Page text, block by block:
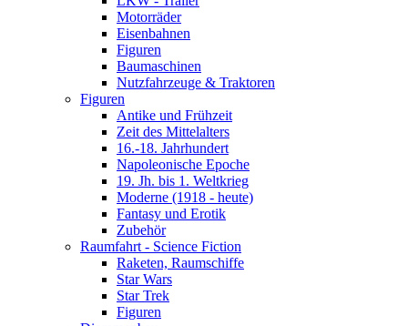
Motorräder
Eisenbahnen
Figuren
Baumaschinen
Nutzfahrzeuge & Traktoren
Figuren
Antike und Frühzeit
Zeit des Mittelalters
16.-18. Jahrhundert
Napoleonische Epoche
19. Jh. bis 1. Weltkrieg
Moderne (1918 - heute)
Fantasy und Erotik
Zubehör
Raumfahrt - Science Fiction
Raketen, Raumschiffe
Star Wars
Star Trek
Figuren